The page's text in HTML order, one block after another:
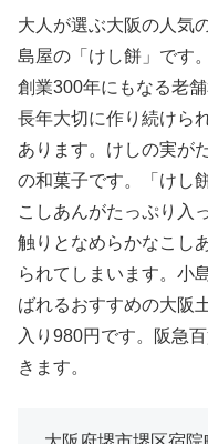
大人が選ぶ大阪の人気
島屋の「けし餅」です
創業300年にもなる老
長年大切に作り続けら
あります。けしの実が
の和菓子です。「けし
こしあんがたっぷり入
触りとなめらかなこし
られてしまいます。小
ばれるおすすめの大阪
入り980円です。阪急
きます。